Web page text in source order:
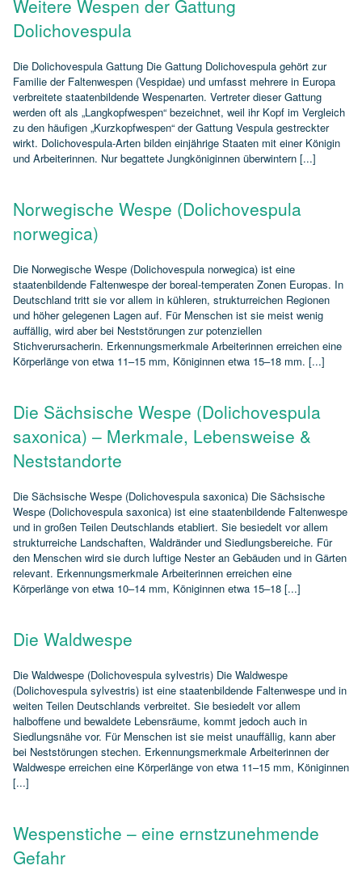
Weitere Wespen der Gattung
Dolichovespula
Die Dolichovespula Gattung Die Gattung Dolichovespula gehört zur
Familie der Faltenwespen (Vespidae) und umfasst mehrere in Europa
verbreitete staatenbildende Wespenarten. Vertreter dieser Gattung
werden oft als „Langkopfwespen“ bezeichnet, weil ihr Kopf im Vergleich
zu den häufigen „Kurzkopfwespen“ der Gattung Vespula gestreckter
wirkt. Dolichovespula‑Arten bilden einjährige Staaten mit einer Königin
und Arbeiterinnen. Nur begattete Jungköniginnen überwintern [...]
Norwegische Wespe (Dolichovespula
norwegica)
Die Norwegische Wespe (Dolichovespula norwegica) ist eine
staatenbildende Faltenwespe der boreal‑temperaten Zonen Europas. In
Deutschland tritt sie vor allem in kühleren, strukturreichen Regionen
und höher gelegenen Lagen auf. Für Menschen ist sie meist wenig
auffällig, wird aber bei Neststörungen zur potenziellen
Stichverursacherin. Erkennungsmerkmale Arbeiterinnen erreichen eine
Körperlänge von etwa 11–15 mm, Königinnen etwa 15–18 mm. [...]
Die Sächsische Wespe (Dolichovespula
saxonica) – Merkmale, Lebensweise &
Neststandorte
Die Sächsische Wespe (Dolichovespula saxonica) Die Sächsische
Wespe (Dolichovespula saxonica) ist eine staatenbildende Faltenwespe
und in großen Teilen Deutschlands etabliert. Sie besiedelt vor allem
strukturreiche Landschaften, Waldränder und Siedlungsbereiche. Für
den Menschen wird sie durch luftige Nester an Gebäuden und in Gärten
relevant. Erkennungsmerkmale Arbeiterinnen erreichen eine
Körperlänge von etwa 10–14 mm, Königinnen etwa 15–18 [...]
Die Waldwespe
Die Waldwespe (Dolichovespula sylvestris) Die Waldwespe
(Dolichovespula sylvestris) ist eine staatenbildende Faltenwespe und in
weiten Teilen Deutschlands verbreitet. Sie besiedelt vor allem
halboffene und bewaldete Lebensräume, kommt jedoch auch in
Siedlungsnähe vor. Für Menschen ist sie meist unauffällig, kann aber
bei Neststörungen stechen. Erkennungsmerkmale Arbeiterinnen der
Waldwespe erreichen eine Körperlänge von etwa 11–15 mm, Königinnen
[...]
Wespenstiche – eine ernstzunehmende
Gefahr